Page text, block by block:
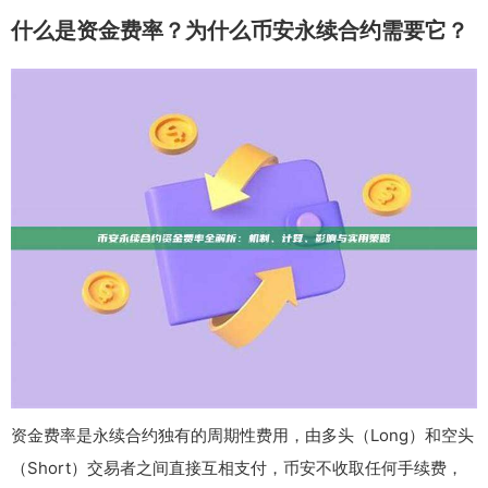
什么是资金费率？为什么币安永续合约需要它？
资金费率是永续合约独有的周期性费用，由多头（Long）和空头
（Short）交易者之间直接互相支付，币安不收取任何手续费，